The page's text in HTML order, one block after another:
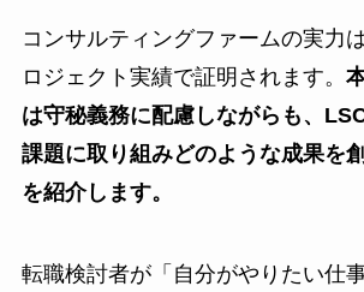
コンサルティングファームの実力
ロジェクト実績で証明されます。
は守秘義務に配慮しながらも、
課題に取り組みどのような成果を
を紹介します。
転職検討者が「自分がやりたい仕